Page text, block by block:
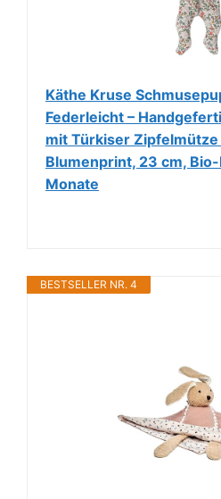
Käthe Kruse
Federleicht –
mit Türkiser
Blumenprint, 23 cm,
Monate
BESTSELLER NR. 4